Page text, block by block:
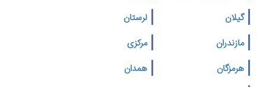
گیلان
لرستان
مازندران
مرکزی
هرمزگان
همدان